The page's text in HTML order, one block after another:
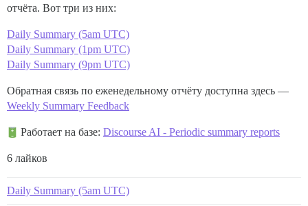
отчёта. Вот три из них:
Daily Summary (5am UTC)
Daily Summary (1pm UTC)
Daily Summary (9pm UTC)
Обратная связь по еженедельному отчёту доступна здесь —
Weekly Summary Feedback
Работает на базе: Discourse AI - Periodic summary reports
6 лайков
Daily Summary (5am UTC)